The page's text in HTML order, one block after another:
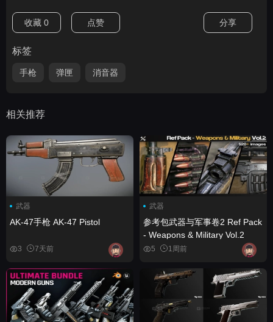
收藏 0 点赞 分享
标签
手枪 弹匣 消音器
相关推荐
武器
AK-47手枪 AK-47 Pistol
3 7天前
武器
参考包武器与军事卷2 Ref Pack
- Weapons & Military Vol.2
5 1周前